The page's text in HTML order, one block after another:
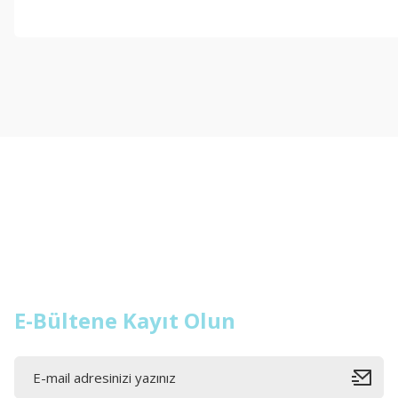
E-Bültene Kayıt Olun